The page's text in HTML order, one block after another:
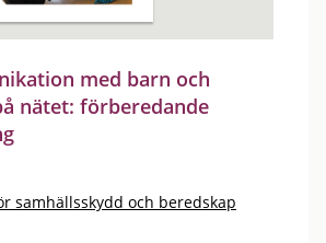
med barn och
nätet: förberedande
samhällsskydd och beredskap